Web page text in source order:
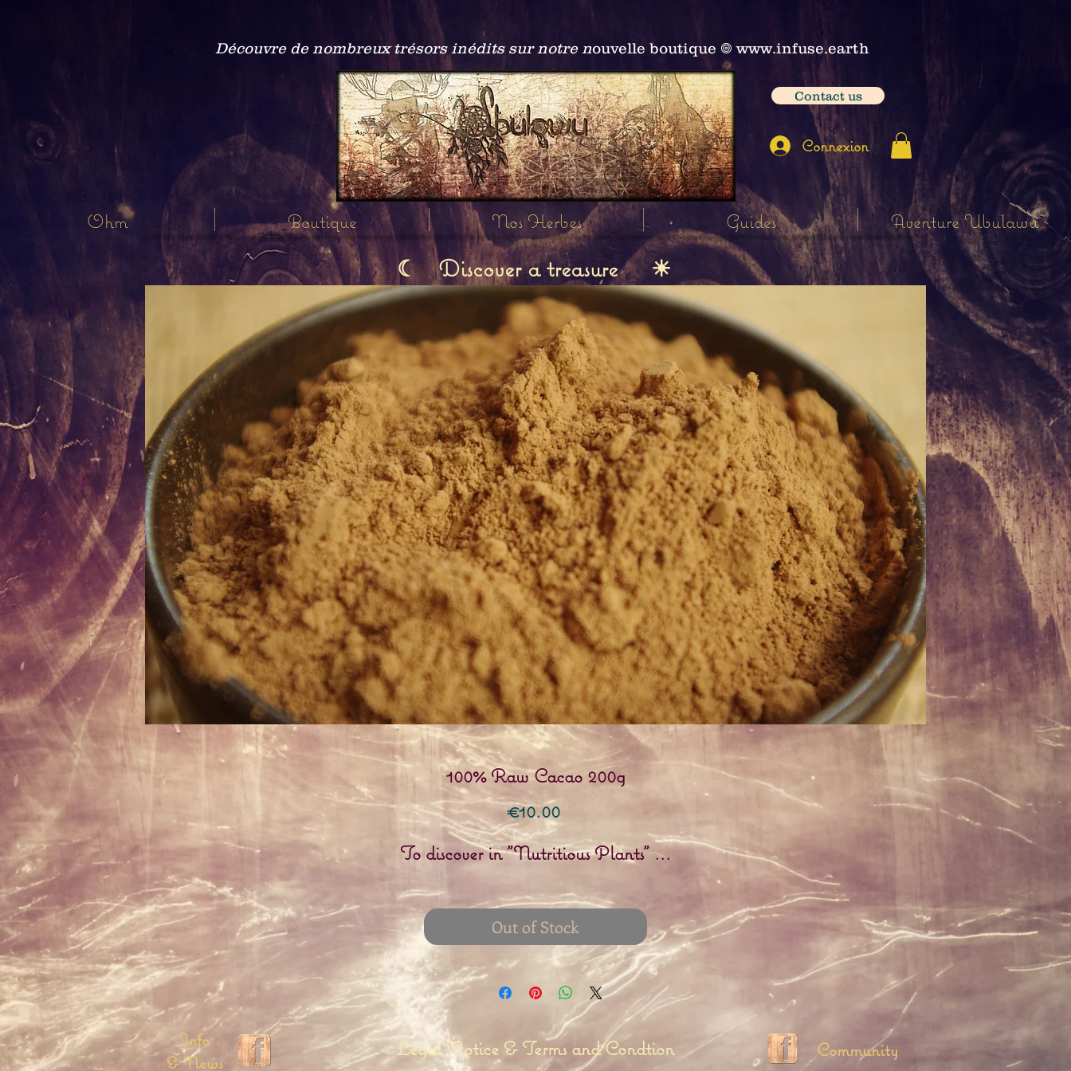
Découvre de nombreux trésors inédits sur notre nouvelle boutique 𖣠 www.infuse.earth
Contact us
Connexion
Ohm Boutique Nos Herbes Guides Aventure Ubulawu
☾ Discover a treasure ☀
100% Raw Cacao 200g
€10.00Price
To discover in "Nutritious Plants" ...
Out of Stock
Info
& News
Legal Notice & Terms and Condtion Community